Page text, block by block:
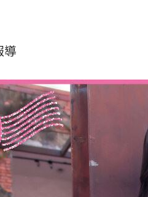
媒點名2破口！
反 陳時中感性發聲
問題苦茶油流向3縣市
中市府 蔣萬安竟反問
前曾逃過車禍死劫
死亡狀態」照開上路 12:16
導